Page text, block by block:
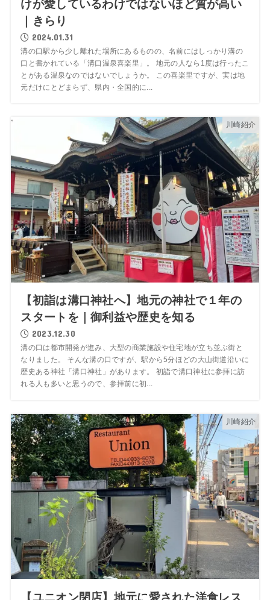
けが愛しているわけではないほど質が高い
｜きらり
2024.01.31
溝の口駅から少し離れた場所にあるものの、名前にはしっかり溝の
口と書かれている「溝口温泉喜楽里」。 地元の人なら1度は行ったこ
とがある温泉なのではないでしょうか。 この喜楽里ですが、実は地
元だけにとどまらず、県内・全国的に...
川崎紹介
【初詣は溝口神社へ】地元の神社で１年の
スタートを｜御利益や歴史を知る
2023.12.30
溝の口は都市開発が進み、大型の商業施設や住宅地が立ち並ぶ街と
なりました。 そんな溝の口ですが、駅から5分ほどの大山街道沿いに
歴史ある神社「溝口神社」があります。 初詣で溝口神社に参拝に訪
れる人も多いと思うので、参拝前に初...
川崎紹介
【ユニオン閉店】地元に愛された洋食レス